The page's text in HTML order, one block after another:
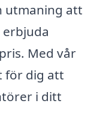
utmaning att
Med vår
för dig att
i ditt